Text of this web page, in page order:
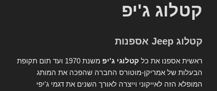
קטלוג ג'יפ
קטלוג Jeep אספנות
ראשית אספנו את כל קטלוגי ג'יפ
משנת 1970 ועד תום תקופת
הבעלות של אמריקן-מוטורס החברה שהפכה את המותג
המופלא הזה לאייקוני וייצרה לאורך השנים את דגמי ג'יפי